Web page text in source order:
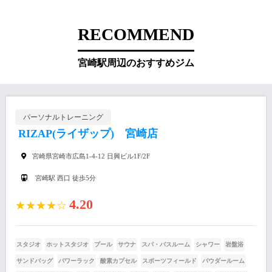
RECOMMEND
宮崎駅周辺のおすすめジム
パーソナルトレーニング
RIZAP(ライザップ) 宮崎店
宮崎県宮崎市広島1-4-12 日興ビル1F/2F
宮崎駅 西口 徒歩5分
★★★★☆ 4.20
スタジオ ホットスタジオ プール サウナ スパ・バスルーム シャワー 岩盤浴
サンドバッグ パワーラック 酸素カプセル スポーツフィールド パウダールーム